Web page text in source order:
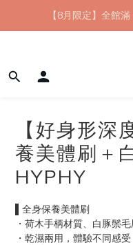
【8月限定】全館
【8月限定】全館
七夕情人節💘
新會員首購 7-11 店
【好身形深
養美體刷＋
HYPHY
▌全身保養美體刷
・荷木手柄材質、白豚鬃
・乾濕兩用，體驗不同感受